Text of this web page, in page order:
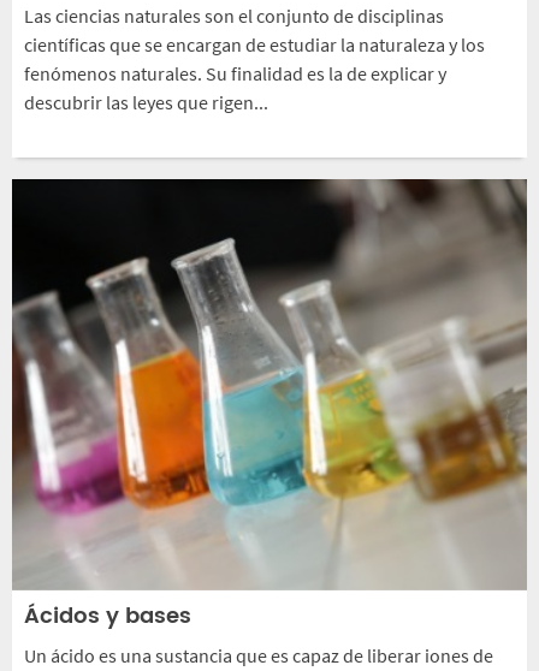
Las ciencias naturales son el conjunto de disciplinas
científicas que se encargan de estudiar la naturaleza y los
fenómenos naturales. Su finalidad es la de explicar y
descubrir las leyes que rigen...
Ácidos y bases
Un ácido es una sustancia que es capaz de liberar iones de